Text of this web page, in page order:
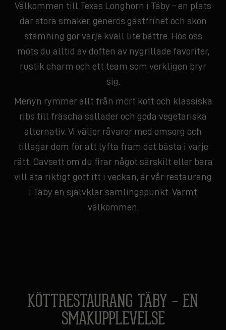
Välkommen till Texas Longhorn i Täby – en plats
där stora smaker, generös gästfrihet och skön
stämning gör varje kväll lite bättre. Hos oss
möts du alltid av doften av nygrillade favoriter,
rustik charm och ett team som verkligen bryr
sig.
Menyn rymmer allt från mört kött och klassiska
ribs till fräscha sallader och goda vegetariska
alternativ. Vi väljer råvaror med omsorg och
tillagar dem för att lyfta fram det bästa i varje
rätt. Oavsett om du firar något särskilt eller bara
vill äta riktigt gott itt i veckan, är vår restaurang
i Täby en självklar samlingspunkt. Varmt
välkommen.
KÖTTRESTAURANG TÄBY – EN
SMAKUPPLEVELSE